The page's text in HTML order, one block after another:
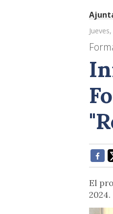
El
2024.